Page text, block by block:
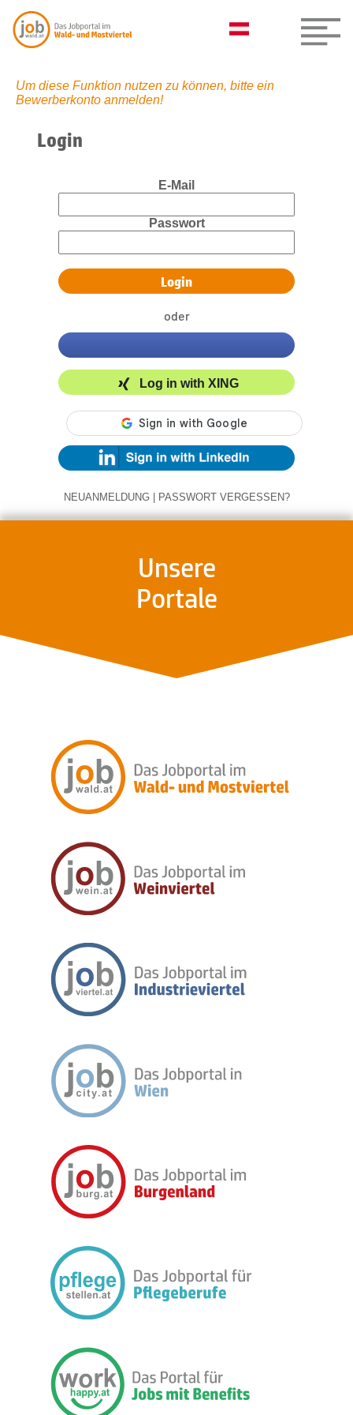
Um diese Funktion nutzen zu können, bitte ein
Bewerberkonto anmelden!
Login
E-Mail
Passwort
oder
Log in with XING
NEUANMELDUNG | PASSWORT VERGESSEN?
Unsere
Portale